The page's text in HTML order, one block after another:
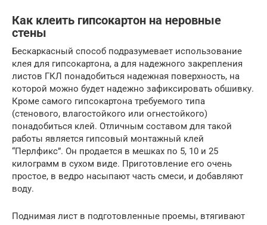
Как клеить гипсокартон на неровные
стены
Бескаркасный способ подразумевает использование
клея для гипсокартона, а для надежного закрепления
листов ГКЛ понадобиться надежная поверхность, на
которой можно будет надежно зафиксировать обшивку.
Кроме самого гипсокартона требуемого типа
(стенового, влагостойкого или огнестойкого)
понадобиться клей. Отличным составом для такой
работы является гипсовый монтажный клей
“Перлфикс”. Он продается в мешках по 5, 10 и 25
килограмм в сухом виде. Приготовление его очень
простое, в ведро насыпают часть смеси, и добавляют
воду.
Поднимая лист в подготовленные проемы, втягивают